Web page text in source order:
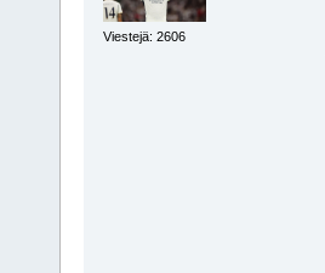
Viestejä: 2606